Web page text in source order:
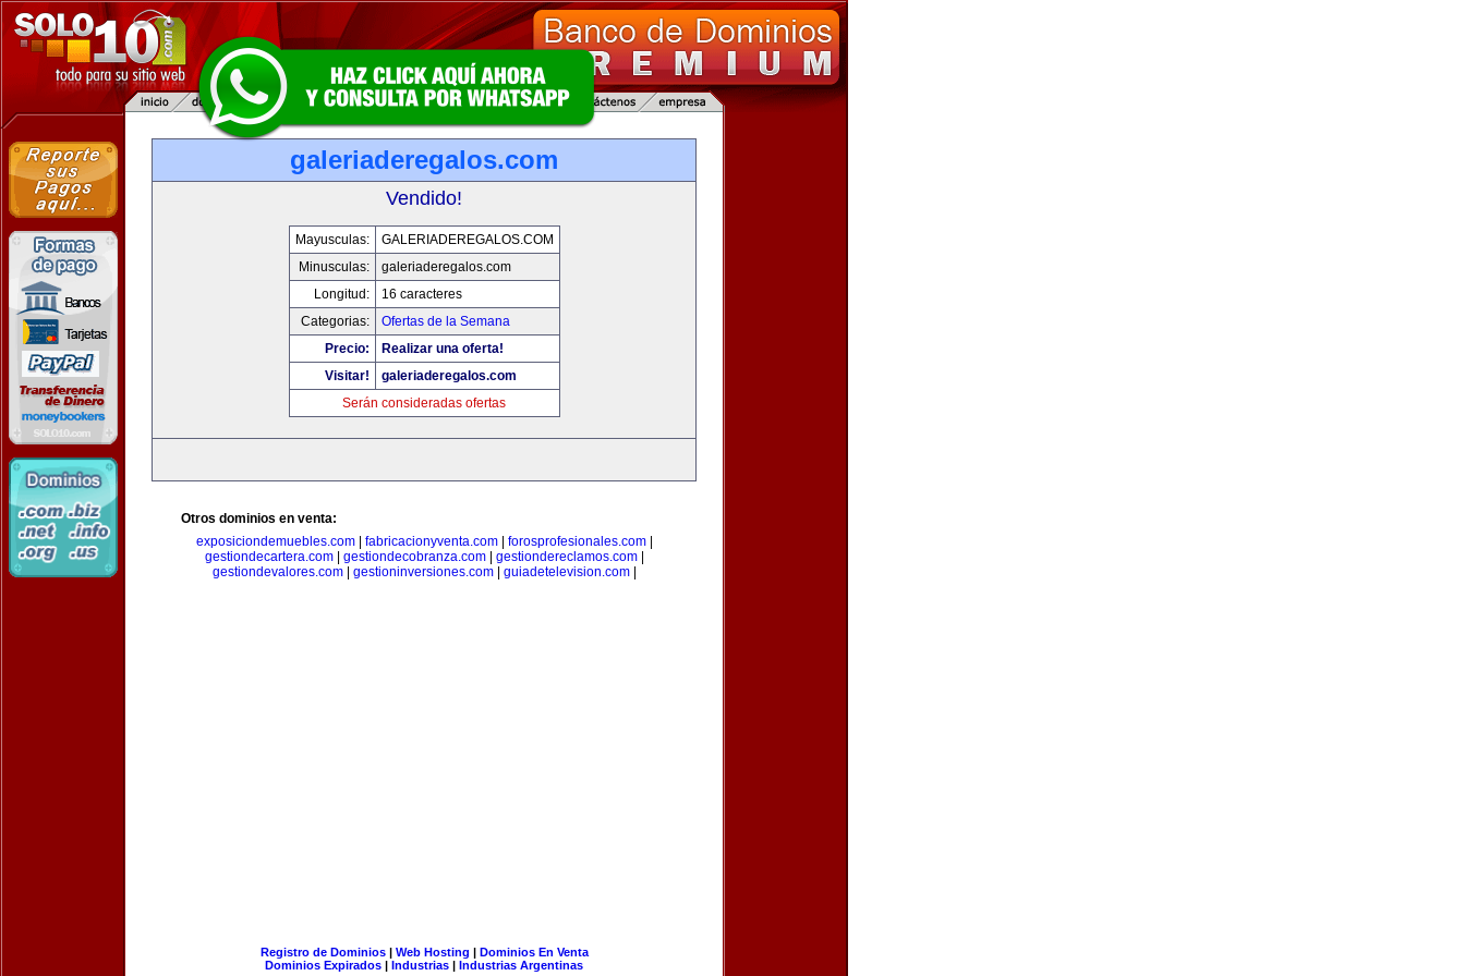
galeriaderegalos.com
Vendido!
Mayusculas:
GALERIADEREGALOS.COM
Minusculas:
galeriaderegalos.com
Longitud:
16 caracteres
Categorias:
Ofertas de la Semana
Precio:
Realizar una oferta!
Visitar!
galeriaderegalos.com
Serán consideradas ofertas
Otros dominios en venta:
exposiciondemuebles.com| fabricacionyventa.com| forosprofesionales.com|
gestiondecartera.com| gestiondecobranza.com| gestiondereclamos.com|
gestiondevalores.com| gestioninversiones.com| guiadetelevision.com|
Registro de Dominios| Web Hosting | Dominios En Venta
Dominios Expirados | Industrias | Industrias Argentinas